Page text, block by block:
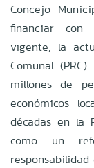
Concejo
financiar con
vigente, la
Comunal
millones de
económicos
décadas en la
como un